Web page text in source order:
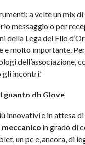
a volte un mix
messaggio o per
della Lega del Filo
è molto importante.
dell’associazione,
incontri.”
guanto db Glove
innovativi e in attesa
in grado di
un pc e, ancora, di